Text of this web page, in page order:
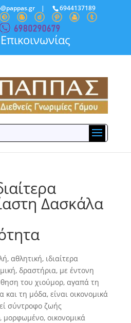
| 6944137189
Δασκάλα
αθλητική, ιδιαίτερα
δραστήρια, με έντονη
του χιούμορ, αγαπά τη
και τη μόδα, είναι οικονομικά
σύντροφο ζωής
οικονομικά